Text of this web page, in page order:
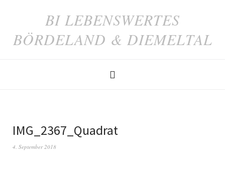
BI LEBENSWERTES
BÖRDELAND & DIEMELTAL
IMG_2367_Quadrat
4. September 2018